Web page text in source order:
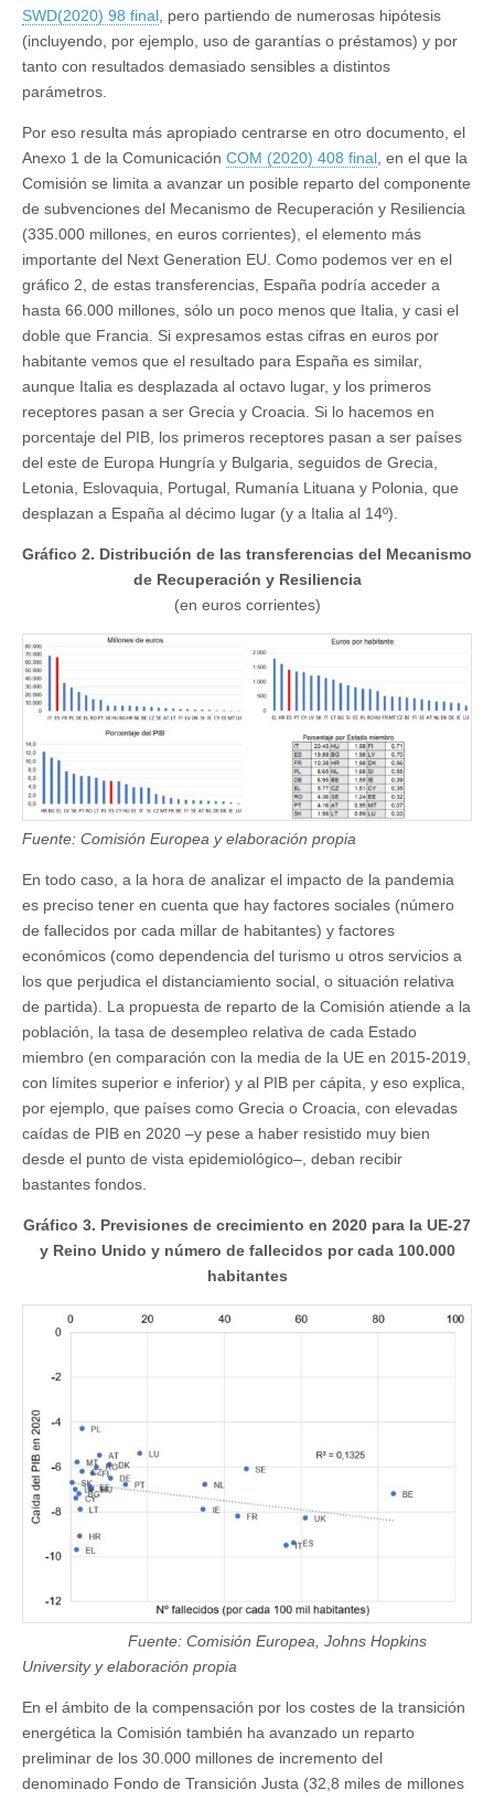
SWD(2020) 98 final , pero partiendo de numerosas hipótesis
(incluyendo, por ejemplo, uso de garantías o préstamos) y por
tanto con resultados demasiado sensibles a distintos
parámetros.
Por eso resulta más apropiado centrarse en otro documento, el
Anexo 1 de la Comunicación COM (2020) 408 final , en el que la
Comisión se limita a avanzar un posible reparto del componente
de subvenciones del Mecanismo de Recuperación y Resiliencia
(335.000 millones, en euros corrientes), el elemento más
importante del Next Generation EU. Como podemos ver en el
gráfico 2, de estas transferencias, España podría acceder a
hasta 66.000 millones, sólo un poco menos que Italia, y casi el
doble que Francia. Si expresamos estas cifras en euros por
habitante vemos que el resultado para España es similar,
aunque Italia es desplazada al octavo lugar, y los primeros
receptores pasan a ser Grecia y Croacia. Si lo hacemos en
porcentaje del PIB, los primeros receptores pasan a ser países
del este de Europa Hungría y Bulgaria, seguidos de Grecia,
Letonia, Eslovaquia, Portugal, Rumanía Lituana y Polonia, que
desplazan a España al décimo lugar (y a Italia al 14º).
Gráfico 2. Distribución de las transferencias del Mecanismo
de Recuperación y Resiliencia
(en euros corrientes)
Fuente: Comisión Europea y elaboración propia
En todo caso, a la hora de analizar el impacto de la pandemia
es preciso tener en cuenta que hay factores sociales (número
de fallecidos por cada millar de habitantes) y factores
económicos (como dependencia del turismo u otros servicios a
los que perjudica el distanciamiento social, o situación relativa
de partida). La propuesta de reparto de la Comisión atiende a la
población, la tasa de desempleo relativa de cada Estado
miembro (en comparación con la media de la UE en 2015-2019,
con límites superior e inferior) y al PIB per cápita, y eso explica,
por ejemplo, que países como Grecia o Croacia, con elevadas
caídas de PIB en 2020 –y pese a haber resistido muy bien
desde el punto de vista epidemiológico–, deban recibir
bastantes fondos.
Gráfico 3. Previsiones de crecimiento en 2020 para la UE-27
y Reino Unido y número de fallecidos por cada 100.000
habitantes
Fuente: Comisión Europea, Johns Hopkins
University y elaboración propia
En el ámbito de la compensación por los costes de la transición
energética la Comisión también ha avanzado un reparto
preliminar de los 30.000 millones de incremento del
denominado Fondo de Transición Justa (32,8 miles de millones